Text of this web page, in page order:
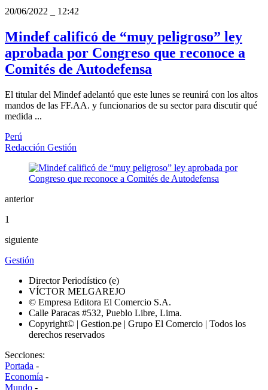
20/06/2022
12:42
Mindef calificó de “muy peligroso” ley
aprobada por Congreso que reconoce a
Comités de Autodefensa
El titular del Mindef adelantó que este lunes se reunirá con los altos
mandos de las FF.AA. y funcionarios de su sector para discutir qué
medida ...
Perú
Redacción Gestión
anterior
1
siguiente
Gestión
Director Periodístico (e)
VÍCTOR MELGAREJO
© Empresa Editora El Comercio S.A.
Calle Paracas #532, Pueblo Libre, Lima.
Copyright© | Gestion.pe | Grupo El Comercio | Todos los
derechos reservados
Secciones:
Portada -
Economía -
Mundo -